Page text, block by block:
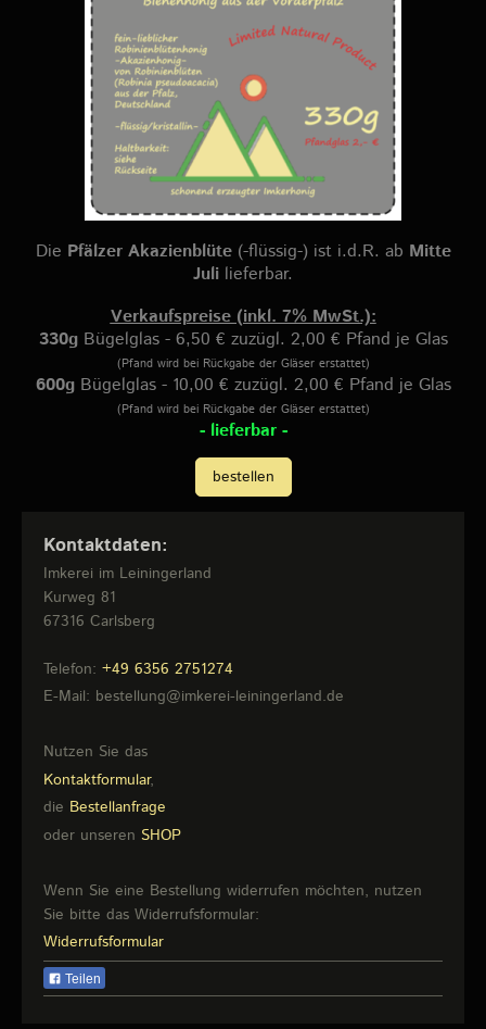
Die Pfälzer Akazienblüte(-flüssig-) ist i.d.R. ab Mitte
Juli lieferbar.
Verkaufspreise (inkl. 7% MwSt.):
330gBügelglas - 6,50 € zuzügl. 2,00 € Pfand je Glas
(Pfand wird bei Rückgabe der Gläser erstattet)
600gBügelglas - 10,00 € zuzügl. 2,00 € Pfand je Glas
(Pfand wird bei Rückgabe der Gläser erstattet)
- lieferbar -
bestellen
Kontaktdaten:
Imkerei im Leiningerland
Kurweg 81
67316 Carlsberg
Telefon: +49 6356 2751274
E-Mail: bestellung@imkerei-leiningerland.de
Nutzen Sie das
Kontaktformular,
die Bestellanfrage
oder unseren SHOP
Wenn Sie eine Bestellung widerrufen möchten, nutzen
Sie bitte das Widerrufsformular:
Widerrufsformular
Teilen